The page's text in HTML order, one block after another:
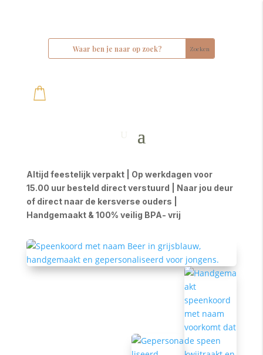
Altijd feestelijk verpakt | Op werkdagen voor
15.00 uur besteld direct verstuurd | Naar jou deur
of direct naar de kersverse ouders |
Handgemaakt & 100% veilig BPA- vrij